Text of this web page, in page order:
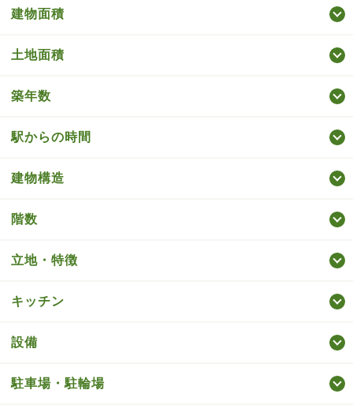
建物面積
土地面積
築年数
駅からの時間
建物構造
階数
立地・特徴
キッチン
設備
駐車場・駐輪場